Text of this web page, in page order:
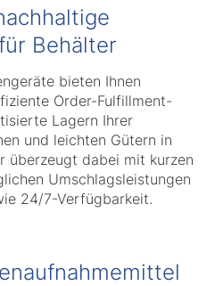
Behälter
bieten Ihnen
Order-Fulfillment-
Lagern Ihrer
und leichten Gütern in
überzeugt dabei mit kurzen
Umschlagsleistungen
24/7-Verfügbarkeit.